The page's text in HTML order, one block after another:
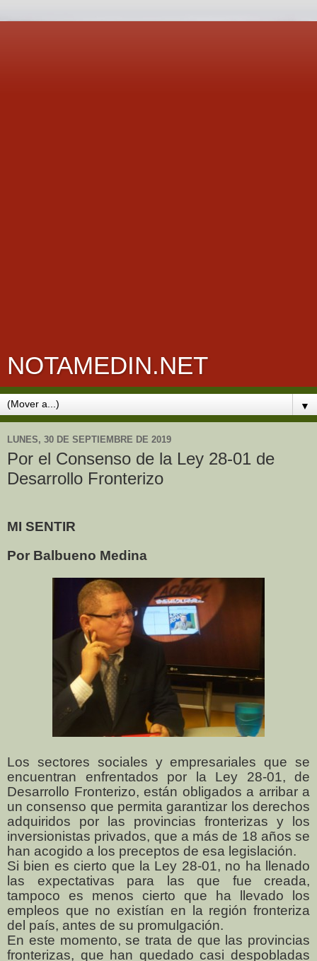
NOTAMEDIN.NET
▼
LUNES, 30 DE SEPTIEMBRE DE 2019
Por el Consenso de la Ley 28-01 de
Desarrollo Fronterizo
MI SENTIR
Por Balbueno Medina
Los sectores sociales y empresariales que se
encuentran enfrentados por la Ley 28-01, de
Desarrollo Fronterizo, están obligados a arribar a
un consenso que permita garantizar los derechos
adquiridos por las provincias fronterizas y los
inversionistas privados, que a más de 18 años se
han acogido a los preceptos de esa legislación.
Si bien es cierto que la Ley 28-01, no ha llenado
las expectativas para las que fue creada,
tampoco es menos cierto que ha llevado los
empleos que no existían en la región fronteriza
del país, antes de su promulgación.
En este momento, se trata de que las provincias
fronterizas, que han quedado casi despobladas